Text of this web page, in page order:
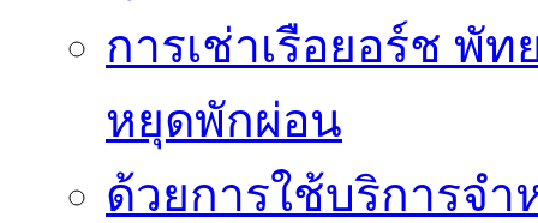
การเช่าเรือยอร์ช พั
หยุดพักผ่อน
ด้วยการใช้บริการจ